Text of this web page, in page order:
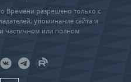
Времени разрешено только с
упоминание сайта и
частичном или полном